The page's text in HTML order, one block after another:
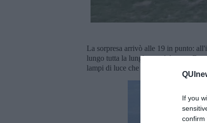
If you
confirm
La sorpresa arrivò alle 19 in punto:
lungo tutta la lunghezza del ponte
lampi di luce che cambiavano colore